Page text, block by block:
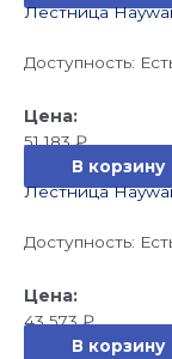
Лестница
Доступность:
51 183₽
В корзину
Лестница
Доступность:
43 573₽
В корзину